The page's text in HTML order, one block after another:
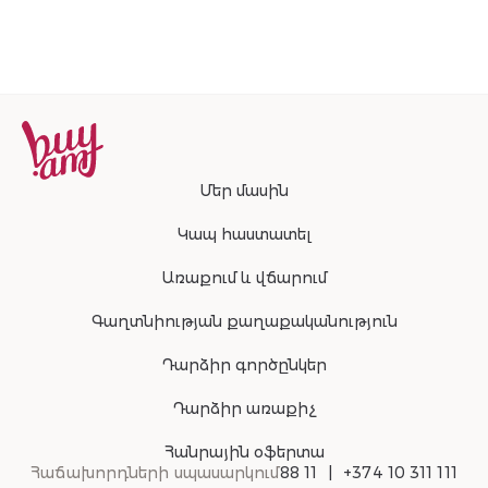
Մեր մասին
Կապ հաստատել
Առաքում և վճարում
Գաղտնիության քաղաքականություն
Դարձիր գործընկեր
Դարձիր առաքիչ
Հանրային օֆերտա
Հաճախորդների սպասարկում88 11 +374 10 311 111